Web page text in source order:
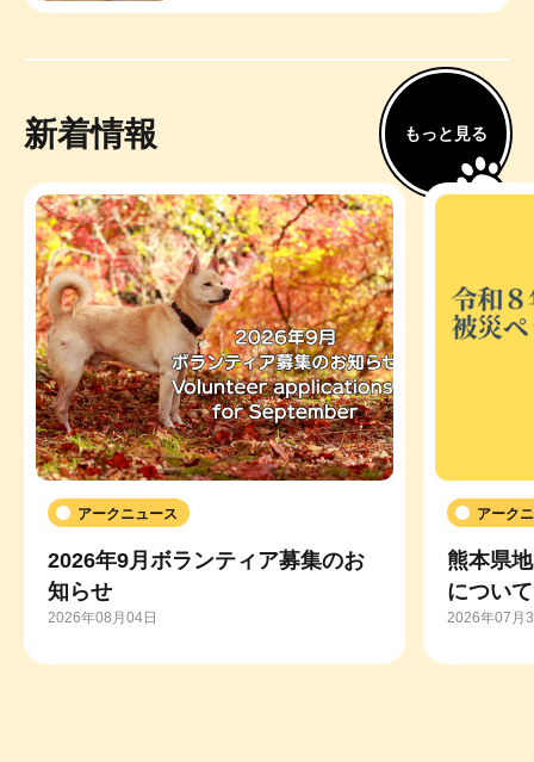
新着情報 もっと見る
アークニュース
2026年9月ボランティア募集のお
知らせ
2026年08月04日
アーク
熊本県
について
2026年07月